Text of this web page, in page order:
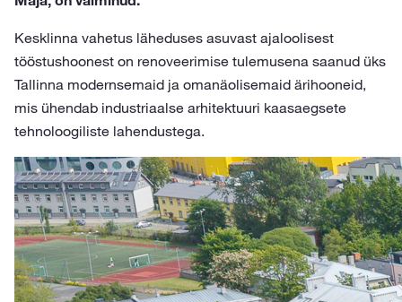
Kesklinna vahetus läheduses asuvast ajaloolisest
tööstushoonest on renoveerimise tulemusena saanud üks
Tallinna modernsemaid ja omanäolisemaid ärihooneid,
mis ühendab industriaalse arhitektuuri kaasaegsete
tehnoloogiliste lahendustega.